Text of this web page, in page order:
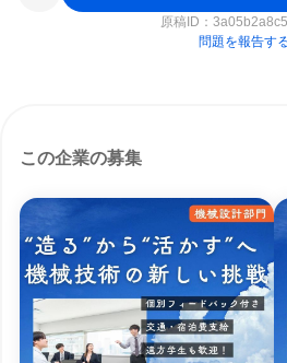
原稿ID：
問題を報告す
この企業の募集